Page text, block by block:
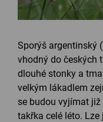
Sporýš argentinský
vhodný do českých
dlouhé stonky a
velkým lákadlem
se budou vyjímat již
takřka celé léto.